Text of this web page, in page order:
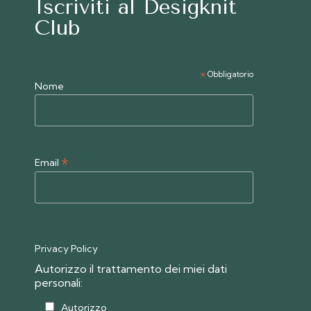
Iscriviti al Desigknit
Club
*Obbligatorio
Nome
Email *
Privacy Policy
Autorizzo il trattamento dei miei dati
personali:
Autorizzo